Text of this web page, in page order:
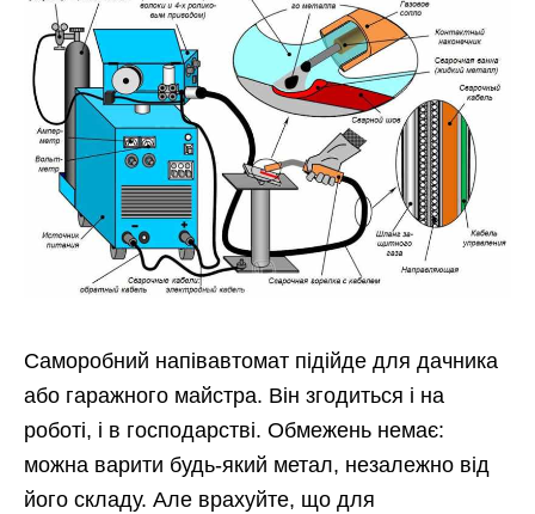
Саморобний напівавтомат підійде для дачника
або гаражного майстра. Він згодиться і на
роботі, і в господарстві. Обмежень немає:
можна варити будь-який метал, незалежно від
його складу. Але врахуйте, що для